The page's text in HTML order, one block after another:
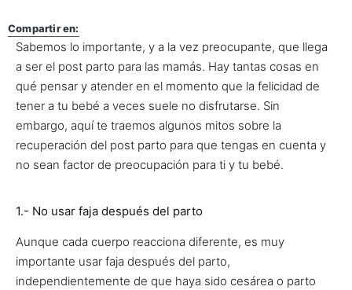
Compartir en:
Sabemos lo importante, y a la vez preocupante, que llega
a ser el post parto para las mamás. Hay tantas cosas en
qué pensar y atender en el momento que la felicidad de
tener a tu bebé a veces suele no disfrutarse. Sin
embargo, aquí te traemos algunos mitos sobre la
recuperación del post parto para que tengas en cuenta y
no sean factor de preocupación para ti y tu bebé.
1.- No usar faja después del parto
Aunque cada cuerpo reacciona diferente, es muy
importante usar faja después del parto,
independientemente de que haya sido cesárea o parto